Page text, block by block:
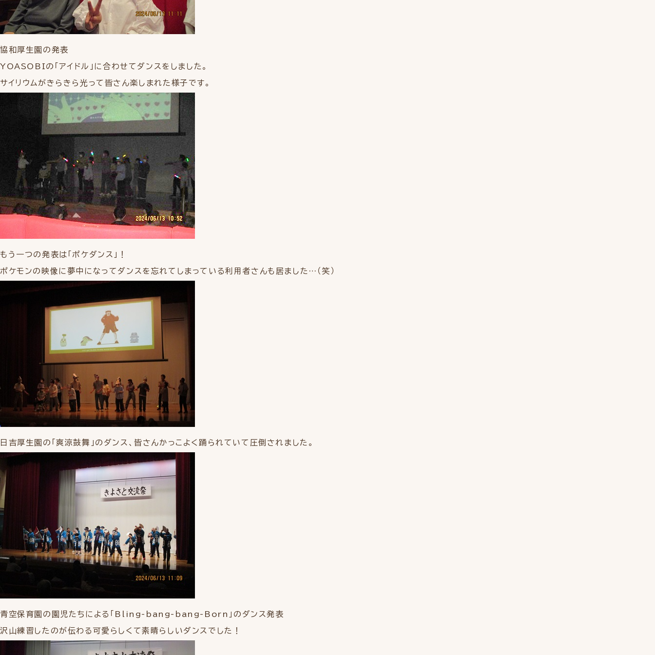
協和厚生園の発表
YOASOBIの「アイドル」に合わせてダンスをしました。
サイリウムがきらきら光って皆さん楽しまれた様子です。
もう一つの発表は「ポケダンス」！
ポケモンの映像に夢中になってダンスを忘れてしまっている利用者さんも居ました…（笑）
日吉厚生園の「爽涼鼓舞」のダンス、皆さんかっこよく踊られていて圧倒されました。
青空保育園の園児たちによる「Bling-bang-bang-Born」のダンス発表
沢山練習したのが伝わる可愛らしくて素晴らしいダンスでした！